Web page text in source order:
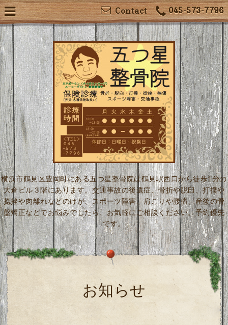
045-573-7796
Contact
横浜市鶴見区豊岡町にある五つ星整骨院は鶴見駅西口から徒歩1分の
大倉ビル３階にあります。交通事故の後遺症、骨折や脱臼、打撲や
捻挫や肉離れなどのけが、スポーツ障害、肩こりや腰痛、産後の骨
盤矯正などでお悩みでしたら、お気軽にご相談ください。予約優先
です。
お知らせ